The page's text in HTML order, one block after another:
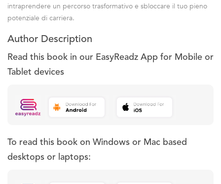
intraprendere un percorso trasformativo e sbloccare il tuo pieno
potenziale di carriera.
Author Description
Read this book in our EasyReadz App for Mobile or
Tablet devices
To read this book on Windows or Mac based
desktops or laptops: